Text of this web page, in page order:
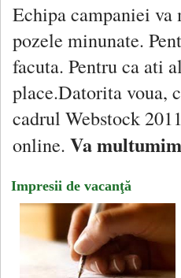
Echipa campaniei
pozele minunate.
facuta. Pentru ca ati
place.Datorita voua,
cadrul Webstock
online. Va
Impresii de vacanţă